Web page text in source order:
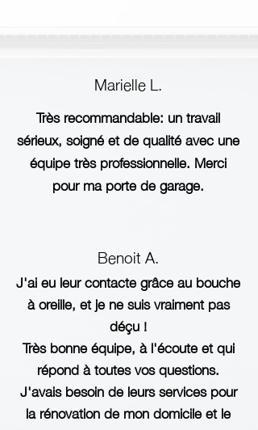
Marielle L.
Très recommandable: un travail
sérieux, soigné et de qualité avec une
équipe très professionnelle. Merci
pour ma porte de garage.
Benoit A.
J'ai eu leur contacte grâce au bouche
à oreille, et je ne suis vraiment pas
déçu !
Très bonne équipe, à l'écoute et qui
répond à toutes vos questions.
J'avais besoin de leurs services pour
la rénovation de mon domicile et le